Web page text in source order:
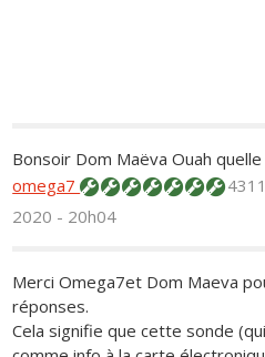
Bonsoir Dom Maëva Ouah
omega7
2020 - 20h04
Merci Omega7et Dom Maeva
réponses.
Cela signifie que cette sonde